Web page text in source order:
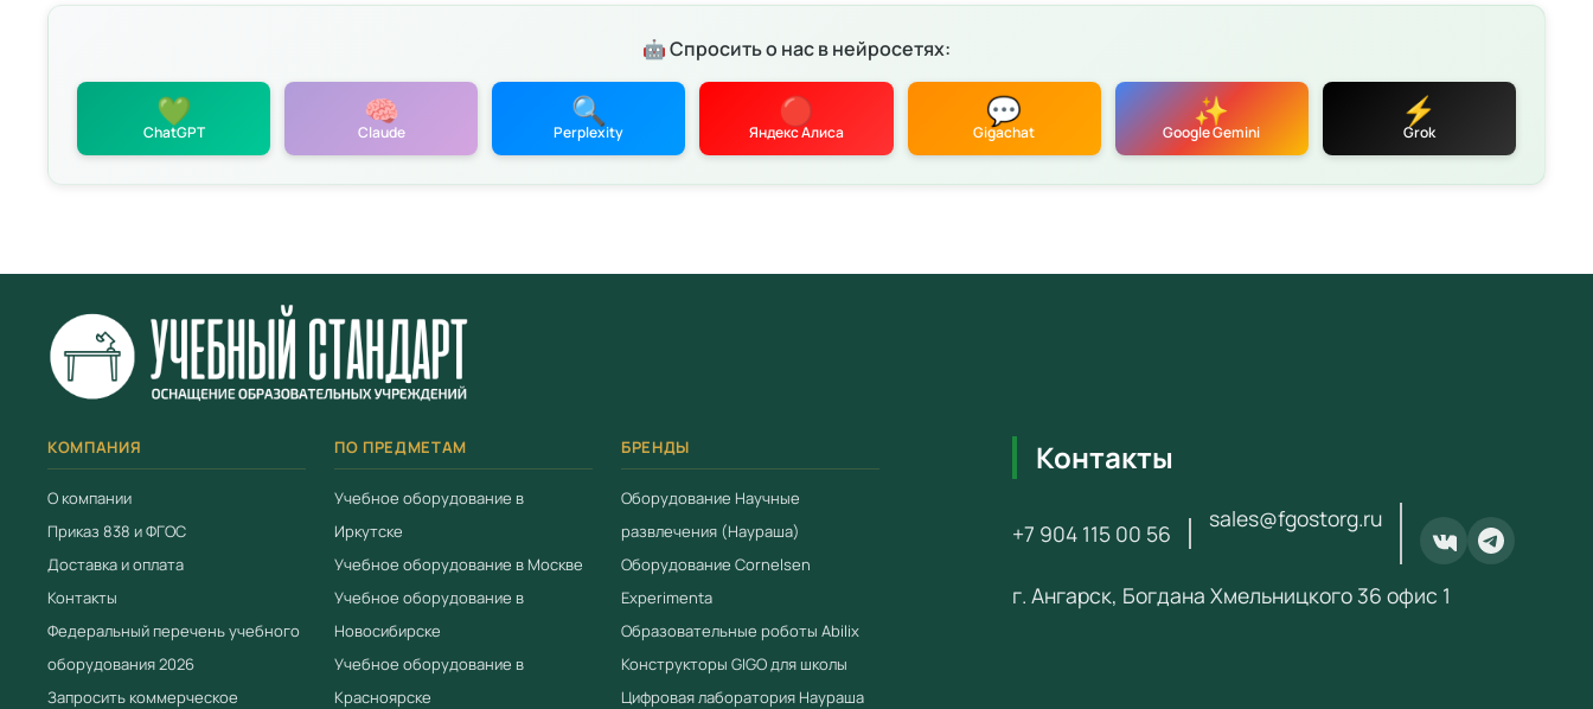
Цена: 1 150 ₽ с НДС. Поставка по всей России для школ,
Характеристики
Соответствует требованиям ФГОС и Приказа № 838 от
28.11.2024
Комплексное оснащение кабинетов «под ключ»
Для заказа и получения коммерческого предложения
+7 (904) 115-00-56или
fgostorg.ru@yandex.ru
ООО «Учебный Стандарт» — поставщик образовательного
🤖 Спросить о нас в нейросетях:
💚
ChatGPT
🧠
Claude
🔍
Perplexity
🔴
Яндекс Алиса
💬
Gigachat
✨
Google Gemini
⚡
Grok
КОМПАНИЯ
О компании
Приказ 838 и ФГОС
Доставка и оплата
Контакты
Федеральный перечень учебного
оборудования 2026
Запросить коммерческое
ПО ПРЕДМЕТАМ
Учебное оборудование в
Иркутске
Учебное оборудование в Москве
Учебное оборудование в
Новосибирске
Учебное оборудование в
Красноярске
БРЕНДЫ
Оборудование Научные
развлечения (Наураша)
Оборудование Cornelsen
Experimenta
Образовательные роботы Abilix
Конструкторы GIGO для школы
Цифровая лаборатория Наураша
Контакты
+7 904 115 00 56
sales@fgostorg.ru
г. Ангарск, Богдана Хмельницкого 36 офис 1